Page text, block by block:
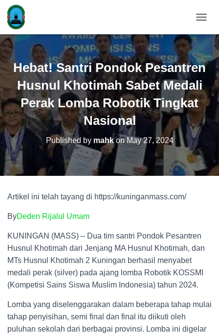
O
G
L
E
N
A
V
G
A
O
N
Hebat! Santri Pondok Pesantren
Husnul Khotimah Sabet Medali
Perak Lomba Robotik Tingkat
Nasional
Published by mahkon May 27, 2024
Artikel ini telah tayang di https://kuninganmass.com/
ByDeden Rijalul Umam
KUNINGAN (MASS) – Dua tim santri Pondok Pesantren
Husnul Khotimah dari Jenjang MA Husnul Khotimah, dan
MTs Husnul Khotimah 2 Kuningan berhasil menyabet
medali perak (silver) pada ajang lomba Robotik KOSSMI
(Kompetisi Sains Siswa Muslim Indonesia) tahun 2024.
Lomba yang diselenggarakan dalam beberapa tahap mulai
tahap penyisihan, semi final dan final itu diikuti oleh
puluhan sekolah dari berbagai provinsi. Lomba ini digelar